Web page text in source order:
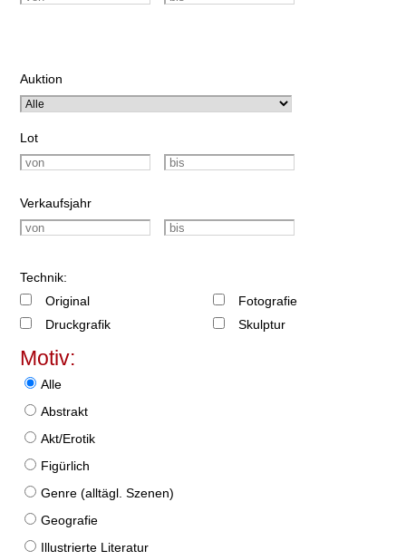
Auktion
Lot
Verkaufsjahr
Technik:
Original
Druckgrafik
Fotografie
Skulptur
Motiv:
Alle
Abstrakt
Akt/Erotik
Figürlich
Genre (alltägl. Szenen)
Geografie
Illustrierte Literatur